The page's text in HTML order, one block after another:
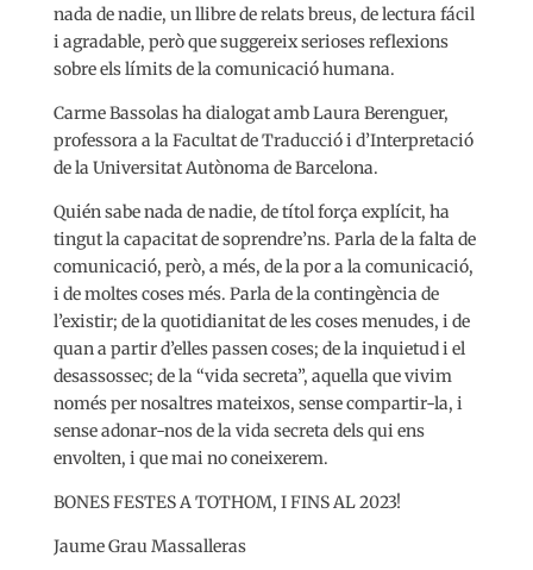
nada de nadie, un llibre de relats breus, de lectura fácil
i agradable, però que suggereix serioses reflexions
sobre els límits de la comunicació humana.
Carme Bassolas ha dialogat amb Laura Berenguer,
professora a la Facultat de Traducció i d’Interpretació
de la Universitat Autònoma de Barcelona.
Quién sabe nada de nadie, de títol força explícit, ha
tingut la capacitat de soprendre’ns. Parla de la falta de
comunicació, però, a més, de la por a la comunicació,
i de moltes coses més. Parla de la contingència de
l’existir; de la quotidianitat de les coses menudes, i de
quan a partir d’elles passen coses; de la inquietud i el
desassossec; de la “vida secreta”, aquella que vivim
només per nosaltres mateixos, sense compartir-la, i
sense adonar-nos de la vida secreta dels qui ens
envolten, i que mai no coneixerem.
BONES FESTES A TOTHOM, I FINS AL 2023!
Jaume Grau Massalleras